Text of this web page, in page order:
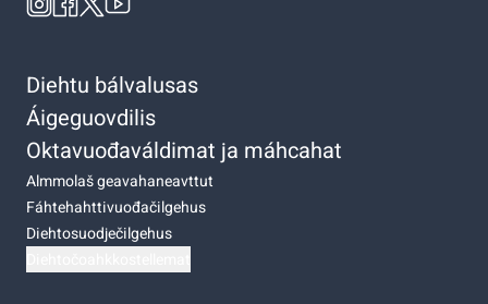
Diehtu bálvalusas
Áigeguovdilis
Oktavuođaváldimat ja máhcahat
Almmolaš geavahaneavttut
Fáhtehahttivuođačilgehus
Diehtosuodječilgehus